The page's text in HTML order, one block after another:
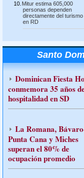
Mitur estima 605,000
personas dependen
directamente del turismo
en RD
Santo
Dominican Fiesta
conmemora 35 años
hospitalidad en SD
La Romana,
Punta Cana y Miches
superan el 80% de
ocupación promedio